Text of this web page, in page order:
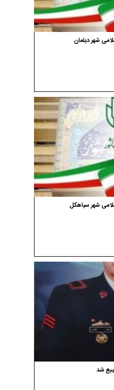
شهر دیلمان
شهر سیاهکل
شد